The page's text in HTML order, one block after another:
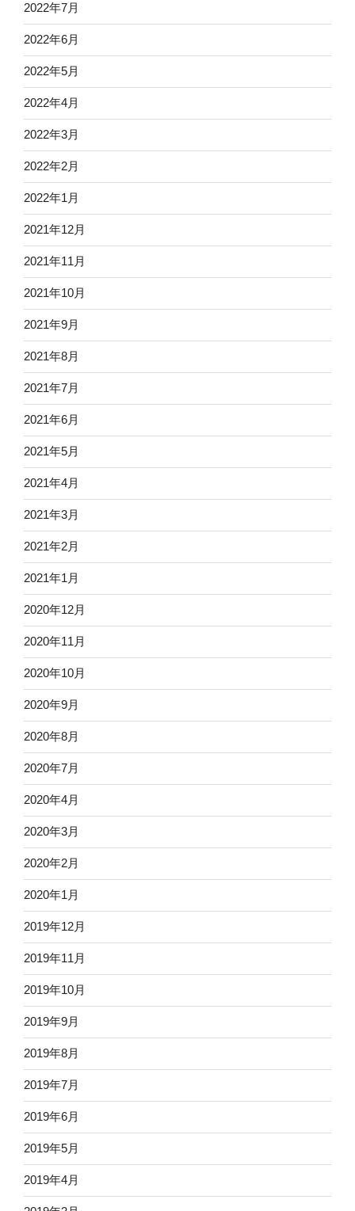
2022年7月
2022年6月
2022年5月
2022年4月
2022年3月
2022年2月
2022年1月
2021年12月
2021年11月
2021年10月
2021年9月
2021年8月
2021年7月
2021年6月
2021年5月
2021年4月
2021年3月
2021年2月
2021年1月
2020年12月
2020年11月
2020年10月
2020年9月
2020年8月
2020年7月
2020年4月
2020年3月
2020年2月
2020年1月
2019年12月
2019年11月
2019年10月
2019年9月
2019年8月
2019年7月
2019年6月
2019年5月
2019年4月